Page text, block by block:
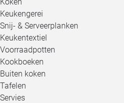
Keukengerei
Snij- & Serveerplanken
Keukentextiel
Voorraadpotten
Kookboeken
Buiten koken
Tafelen
Servies